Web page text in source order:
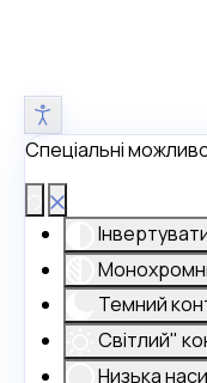
Спеціальні
Темний
Світлий"
Низька